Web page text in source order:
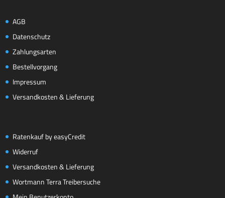
AGB
Datenschutz
Zahlungsarten
Bestellvorgang
Impressum
Versandkosten & Lieferung
Ratenkauf by easyCredit
Widerruf
Versandkosten & Lieferung
Wortmann Terra Treibersuche